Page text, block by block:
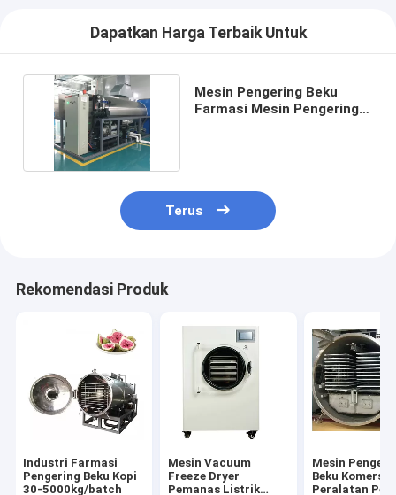
Dapatkan Harga Terbaik Untuk
Mesin Pengering Beku
Farmasi Mesin Pengering
Terus
Rekomendasi Produk
Industri Farmasi
Pengering Beku Kopi
30-5000kg/batch
Mesin Vacuum
Freeze Dryer
Pemanas Listrik
Mesin
Beku
Peralatan